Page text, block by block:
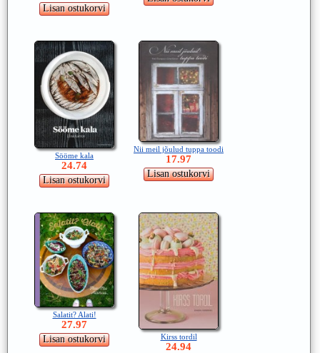
Sööme kala
24.74
Nii meil jõulud tuppa toodi
17.97
Salatit? Alati!
27.97
Kirss tordil
24.94